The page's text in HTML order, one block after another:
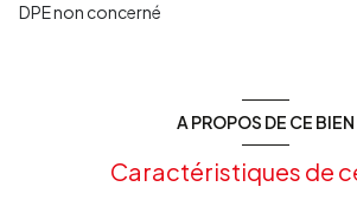
DPE non concerné
A PROPOS DE CE BIEN
Caractéristiques de